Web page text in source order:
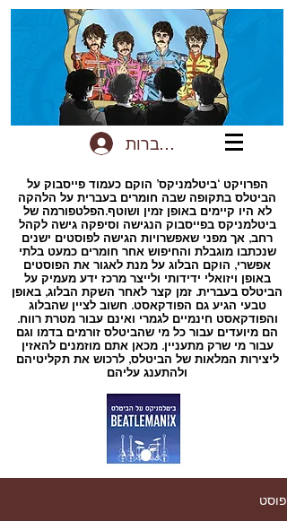
להתחברות
הפרויקט ‘ביטלמניקס’ הוקם כעמוד פייסבוק על
הביטלס בתקופה שבה חומרים בעברית על הלהקה
לא היו קיימים באופן זמין ושוטף.הפלטפורמה של
ביטלמניקס בפייסבוק הנגישה וסיפקה גישה לקהל
רחב, אך מפני שאפשרויות הגישה לפוסטים ישנים
שנכתבו מוגבלת והחיפוש אחר חומרים כמעט בלתי
אפשרי, הוקם הבלוג על מנת לאגור את הפוסטים
באופן ויזואלי ידידותי ולייצר מרכז ידע מעמיק על
הביטלס בעברית. זמן קצר לאחר השקת הבלוג, באופן
טבעי הגיע גם הפודקאסט. חשוב לציין שהבלוג
והפודקאסט חינמיים לגמרי ואינם עבור מטרת רווח.
הם מיועדים עבור כל מי שהביטלס זורמים בדמו וגם
עבור מי שרק מתעניין. מכאן אתם מוזמנים להאזין
ליצירות המלאות של הביטלס, לרכוש את תקליטיהם
ולהתענג עליהם
פוסט